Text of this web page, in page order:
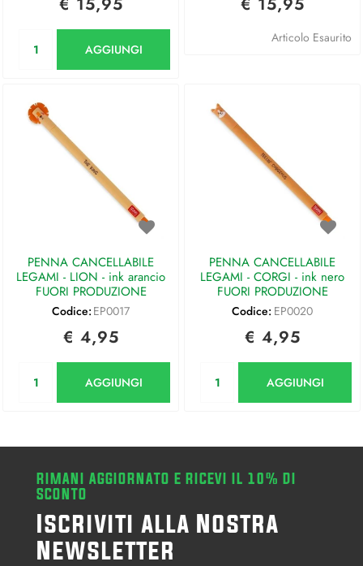
AGGIUNGI
Articolo Esaurito
PENNA CANCELLABILE
LEGAMI - LION - ink arancio
FUORI PRODUZIONE
Codice: EP0017
€ 4,95
AGGIUNGI
PENNA CANCELLABILE
LEGAMI - CORGI - ink nero
FUORI PRODUZIONE
Codice: EP0020
€ 4,95
AGGIUNGI
RIMANI AGGIORNATO E RICEVI IL 10% DI
SCONTO
Iscriviti alla Nostra
Newsletter